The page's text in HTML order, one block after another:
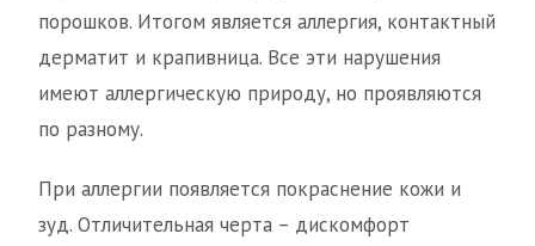
порошков. Итогом является аллергия, контактный
дерматит и крапивница. Все эти нарушения
имеют аллергическую природу, но проявляются
по разному.
При аллергии появляется покраснение кожи и
зуд. Отличительная черта – дискомфорт